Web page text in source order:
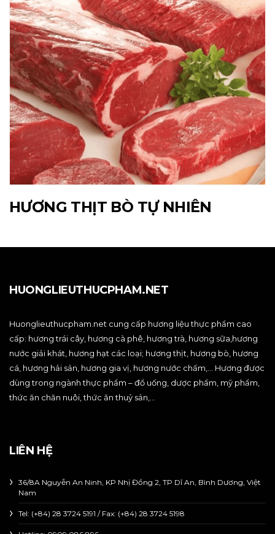
HƯƠNG THỊT BÒ TỰ NHIÊN
HUONGLIEUTHUCPHAM.NET
Huonglieuthucpham.net cung cấp hương liệu thực phẩm cao
cấp: hương trái cây, hương cà phê, hương trà, hương sữa,hương
nước giải khát, hương hạt các loại; hương thịt, hương bò, hương
cá, hương hải sản, hương gia vị, hương nước chấm,… Hương được
dùng trong ngành thực phẩm – đồ uống, dược phẩm, mỹ phẩm,
thức ăn chăn nuôi, thức ăn thuỷ sản,…
LIÊN HỆ
36/8A Nguyễn An Ninh, KP Nhị Đồng 2, TP Dĩ An, Bình Dương, Việt
Nam
Tel: (+84) 28 3724 5191 / Fax: (+84) 28 3724 5198